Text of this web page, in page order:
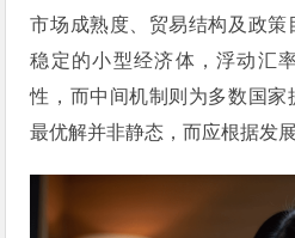
市场成熟度、贸易结构及政
稳定的小型经济体，浮动汇
性，而中间机制则为多数国家
最优解并非静态，而应根据发